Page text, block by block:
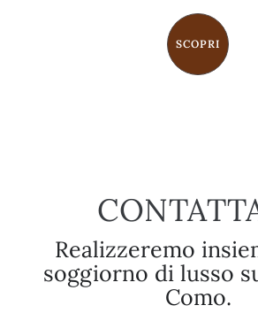
SCOPRI
Realizzeremo
soggiorno di lusso
Como.